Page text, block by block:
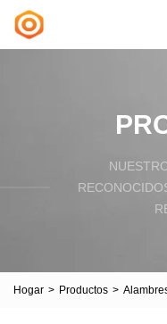
Hogar > Productos >